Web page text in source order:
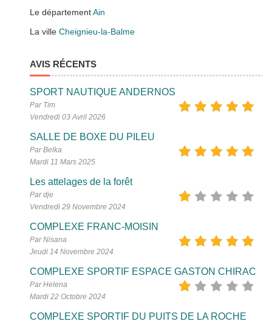
Le départementAin
La villeCheignieu-la-Balme
AVIS RÉCENTS
SPORT NAUTIQUE ANDERNOS
Par Tim
Vendredi 03 Avril 2026
SALLE DE BOXE DU PILEU
Par Belka
Mardi 11 Mars 2025
Les attelages de la forêt
Par dje
Vendredi 29 Novembre 2024
COMPLEXE FRANC-MOISIN
Par Nisana
Jeudi 14 Novembre 2024
COMPLEXE SPORTIF ESPACE GASTON CHIRAC
Par Helena
Mardi 22 Octobre 2024
COMPLEXE SPORTIF DU PUITS DE LA ROCHE